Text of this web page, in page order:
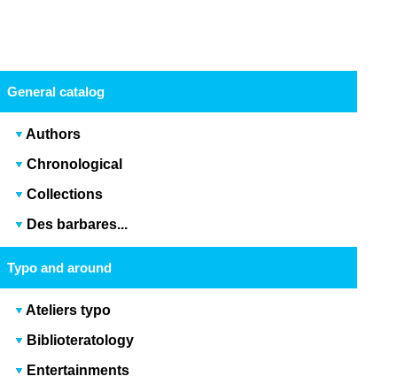
General catalog
Authors
Chronological
Collections
Des barbares...
Typo and around
Ateliers typo
Biblioteratology
Entertainments